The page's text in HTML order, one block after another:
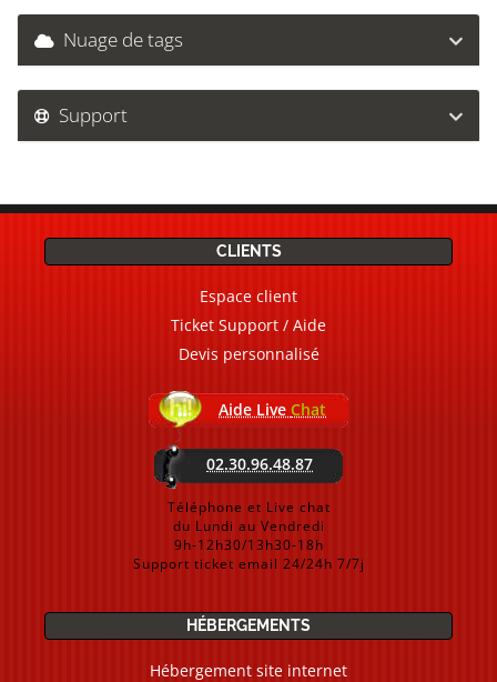
Nuage de tags
Support
CLIENTS
Espace client
Ticket Support / Aide
Devis personnalisé
Aide Live Chat
02.30.96.48.87
Téléphone et Live chat
du Lundi au Vendredi
9h-12h30/13h30-18h
Support ticket email 24/24h 7/7j
HÉBERGEMENTS
Hébergement site internet